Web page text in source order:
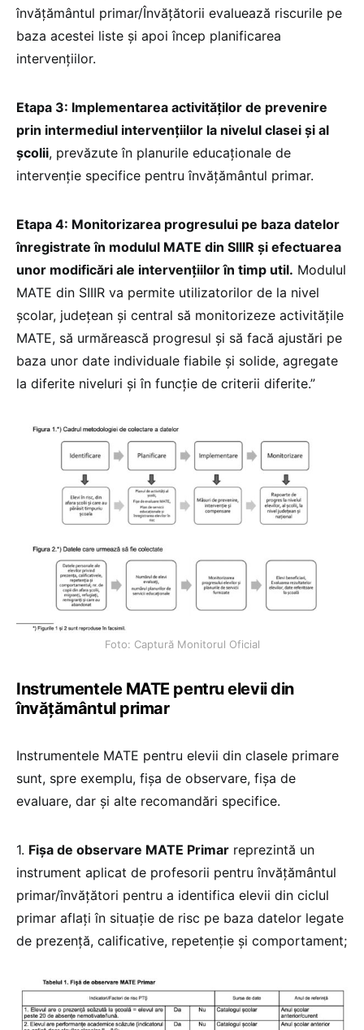
învățământul primar/Învățătorii evaluează riscurile pe
baza acestei liste și apoi încep planificarea
intervențiilor.
Etapa 3: Implementarea activităților de prevenire
prin intermediul intervențiilor la nivelul clasei și al
școlii, prevăzute în planurile educaționale de
intervenție specifice pentru învățământul primar.
Etapa 4: Monitorizarea progresului pe baza datelor
înregistrate în modulul MATE din SIIIR și efectuarea
unor modificări ale intervențiilor în timp util. Modulul
MATE din SIIIR va permite utilizatorilor de la nivel
școlar, județean și central să monitorizeze activitățile
MATE, să urmărească progresul și să facă ajustări pe
baza unor date individuale fiabile și solide, agregate
la diferite niveluri și în funcție de criterii diferite.”
Foto: Captură Monitorul Oficial
Instrumentele MATE pentru elevii din
învățământul primar
Instrumentele MATE pentru elevii din clasele primare
sunt, spre exemplu, fișa de observare, fișa de
evaluare, dar și alte recomandări specifice.
1. Fișa de observare MATE Primar reprezintă un
instrument aplicat de profesorii pentru învățământul
primar/învățători pentru a identifica elevii din ciclul
primar aflați în situație de risc pe baza datelor legate
de prezență, calificative, repetenție și comportament;